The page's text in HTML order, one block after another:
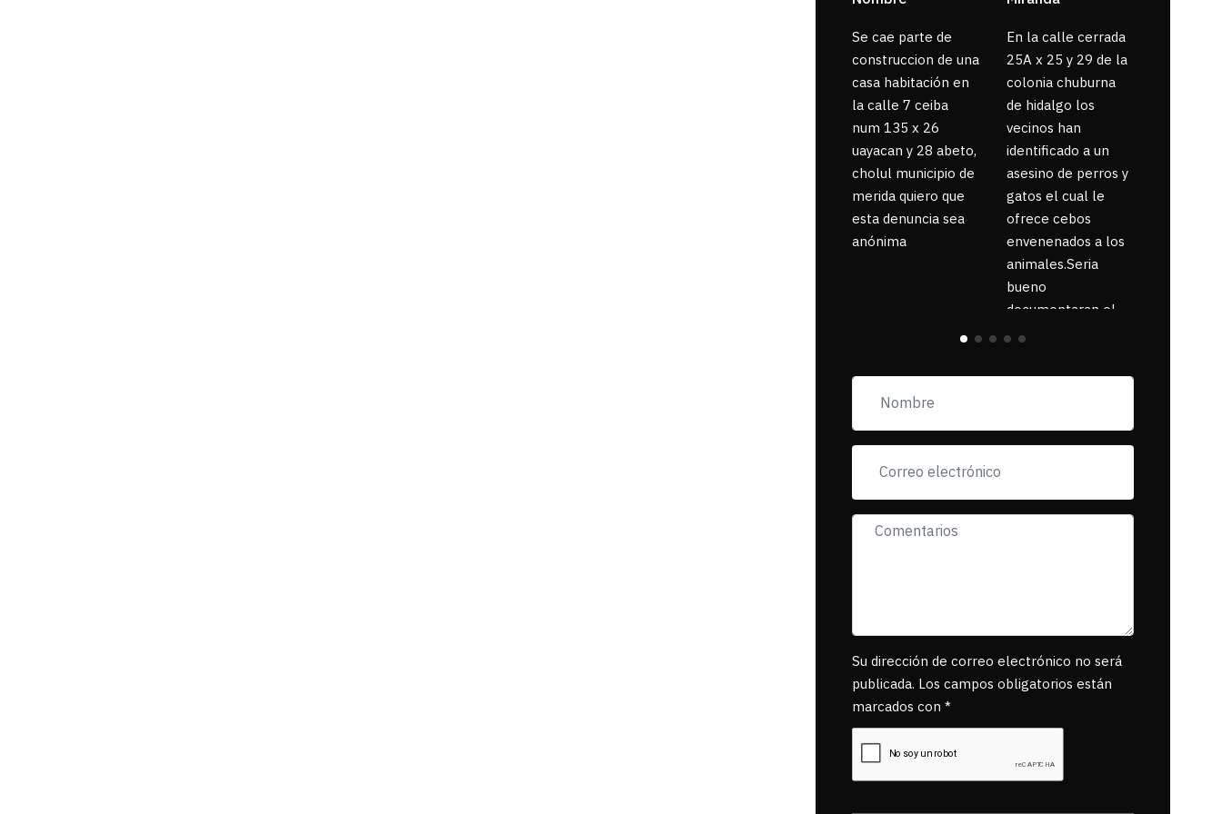
Se cae parte de
construccion de una
casa habitación en
la calle 7 ceiba
num 135 x 26
uayacan y 28 abeto,
cholul municipio de
merida quiero que
esta denuncia sea
anónima
En la calle cerrada
25A x 25 y 29 de la
colonia chuburna
de hidalgo los
vecinos han
identificado a un
asesino de perros y
gatos el cual le
ofrece cebos
envenenados a los
animales.Seria
bueno
documentaran el
suceso ya que la
pancartas de
exigiendo al asesino
se reponsanbilice
Su dirección de correo electrónico no será
publicada. Los campos obligatorios están
marcados con *